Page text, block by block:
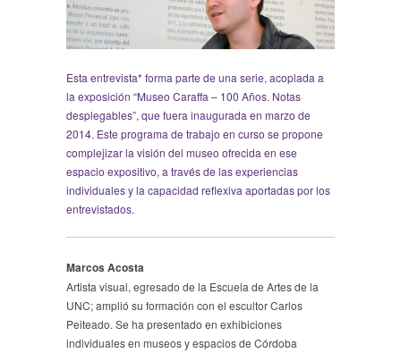
Esta entrevista* forma parte de una serie, acoplada a
la exposición “Museo Caraffa – 100 Años. Notas
desplegables”, que fuera inaugurada en marzo de
2014. Este programa de trabajo en curso se propone
complejizar la visión del museo ofrecida en ese
espacio expositivo, a través de las experiencias
individuales y la capacidad reflexiva aportadas por los
entrevistados.
Marcos Acosta
Artista visual, egresado de la Escuela de Artes de la
UNC; amplió su formación con el escultor Carlos
Peiteado. Se ha presentado en exhibiciones
individuales en museos y espacios de Córdoba